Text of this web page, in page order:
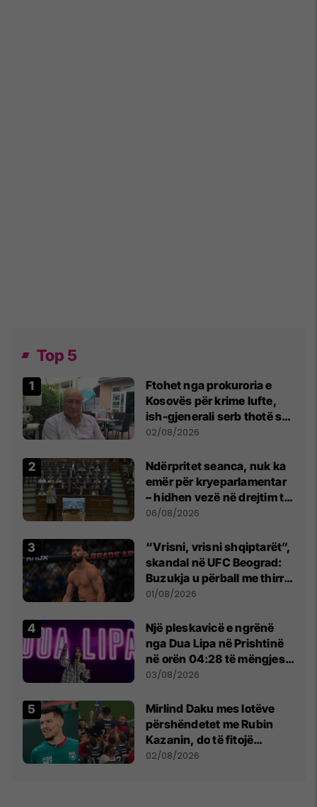
Top 5
Ftohet nga prokuroria e
Kosovës për krime lufte,
ish-gjenerali serb thotë se
dikush e tradhtoi në
02/08/2026
Ndërpritet seanca, nuk ka
emër për kryeparlamentar
– hidhen vezë në drejtim të
Kurtit
06/08/2026
“Vrisni, vrisni shqiptarët”,
skandal në UFC Beograd:
Buzukja u përball me thirrje
anti-shqiptare nga
01/08/2026
Një pleskavicë e ngrënë
nga Dua Lipa në Prishtinë
në orën 04:28 të mëngjesit
- dhe bota digjitale serbe
03/08/2026
Mirlind Daku mes lotëve
përshëndetet me Rubin
Kazanin, do të fitojë
miliona te Spartak Moska
02/08/2026